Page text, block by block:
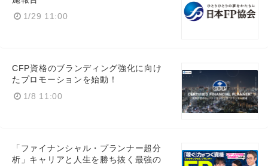
1/29 11:00
CFP資格のブランディング強化に向け
たプロモーションを始動！
1/8 11:00
「ファイナンシャル・プランナー超分
析」キャリアと人生を勝ち抜く最強の